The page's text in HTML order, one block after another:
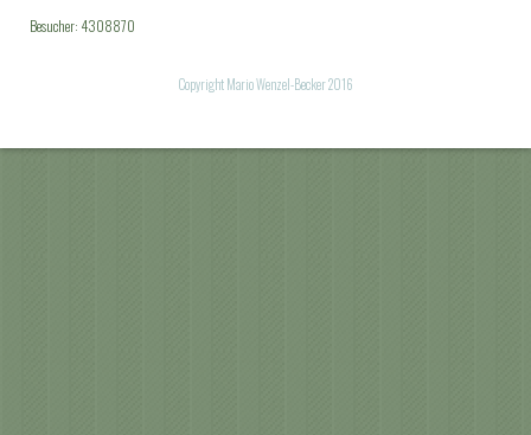
Besucher: 4308870
Copyright Mario Wenzel-Becker 2016